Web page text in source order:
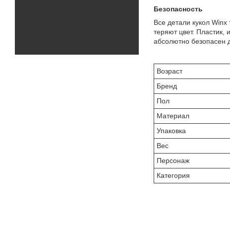
Безопасность
Все детали кукол
теряют цвет. Пластик,
абсолютно безопасен
Возраст
Бренд
Пол
Материал
Упаковка
Вес
Персонаж
Категория
Приобретайте